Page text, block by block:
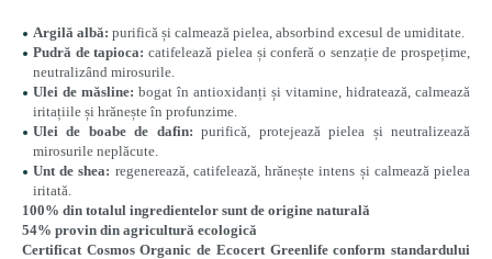
Argilă albă: purifică și calmează pielea, absorbind excesul de umiditate.
Pudră de tapioca: catifelează pielea și conferă o senzație de prospețime,
neutralizând mirosurile.
Ulei de măsline: bogat în antioxidanți și vitamine, hidratează, calmează
iritațiile și hrănește în profunzime.
Ulei de boabe de dafin: purifică, protejează pielea și neutralizează
mirosurile neplăcute.
Unt de shea: regenerează, catifelează, hrănește intens și calmează pielea
iritată.
100% din totalul ingredientelor sunt de origine naturală
54% provin din agricultură ecologică
Certificat Cosmos Organic de Ecocert Greenlife conform standardului